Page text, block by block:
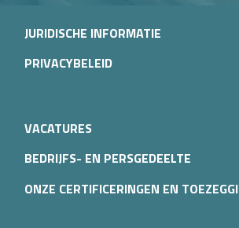
JURIDISCHE INFORMATIE
PRIVACYBELEID
VACATURES
BEDRIJFS- EN PERSGEDEELTE
ONZE CERTIFICERINGEN EN